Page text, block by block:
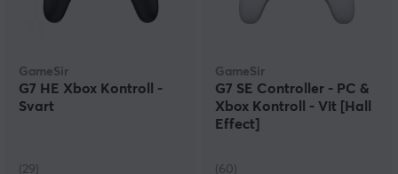
GameSir
G7 HE Xbox Kontroll -
Svart
(29)
GameSir
G7 SE Controller - PC &
Xbox Kontroll - Vit [Hall
Effect]
(60)